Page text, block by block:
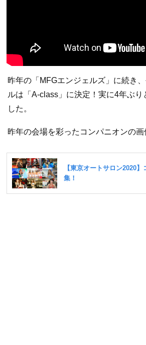
昨年の「MFGエンジェルズ」に続き
ルは「A-class」に決定！実に4年ぶり
した。
昨年の会場を彩ったコンパニオンの画